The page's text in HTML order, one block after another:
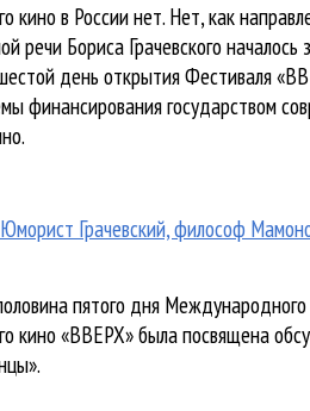
кино в России нет. Нет, как
речи Бориса Грачевского началось
день открытия Фестиваля
финансирования государством
Грачевский, философ
пятого дня
кино «ВВЕРХ» была посвящена